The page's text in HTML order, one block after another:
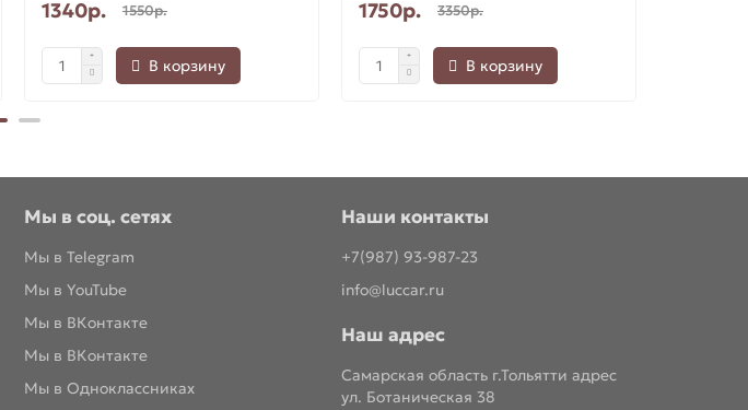
1340р. 1550р.
В корзину
1750р. 3350р.
В корзину
Мы в соц. сетях
Мы в Telegram
Мы в YouTube
Мы в ВКонтакте
Мы в ВКонтакте
Мы в Одноклассниках
Наши контакты
+7(987) 93-987-23
info@luccar.ru
Наш адрес
Самарская область г.Тольятти адрес
ул. Ботаническая 38